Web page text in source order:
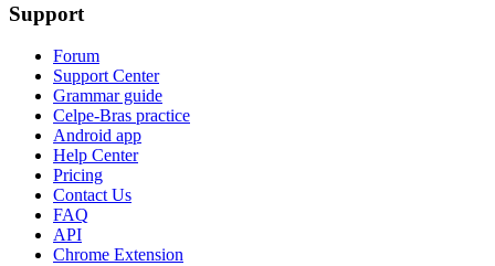
Support
Forum
Support Center
Grammar guide
Celpe-Bras practice
Android app
Help Center
Pricing
Contact Us
FAQ
API
Chrome Extension